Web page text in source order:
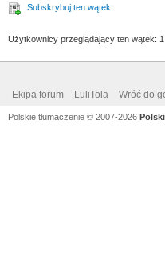
Subskrybuj ten wątek
Użytkownicy przeglądający ten wątek:
Ekipa forum LuliTola Wróć do
Polskie tłumaczenie © 2007-2026